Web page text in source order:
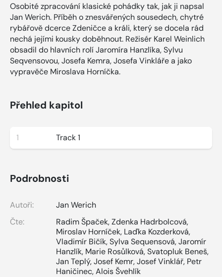
Osobité zpracování klasické pohádky tak, jak ji napsal
Jan Werich. Příběh o znesvářených sousedech, chytré
rybářově dcerce Zdeničce a králi, který se docela rád
nechá jejími kousky doběhnout. Režisér Karel Weinlich
obsadil do hlavních rolí Jaromíra Hanzlíka, Sylvu
Seqvensovou, Josefa Kemra, Josefa Vinkláře a jako
vypravěče Miroslava Horníčka.
Přehled kapitol
1 Track 1
Podrobnosti
Autoři:
Jan Werich
Čte:
Radim Špaček,Zdenka Hadrbolcová,
Miroslav Horníček, Laďka Kozderková,
Vladimír Bičík,Sylva Sequensová,Jaromír
Hanzlík, Marie Rosůlková,Svatopluk Beneš,
Jan Teplý,Josef Kemr,Josef Vinklář, Petr
Haničinec,Alois Švehlík